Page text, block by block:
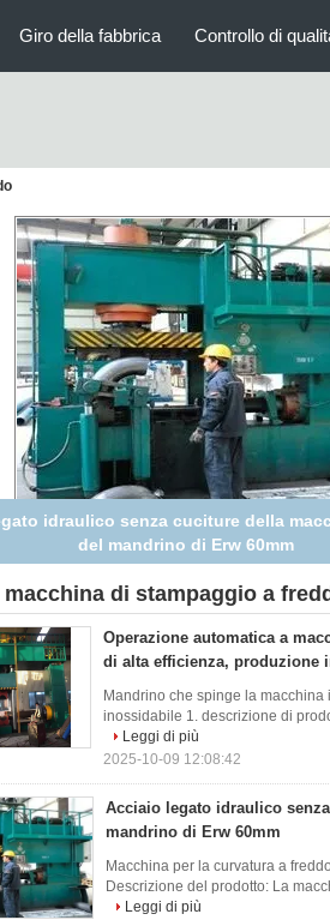
Giro della fabbrica Controllo di
idraulico senza cuciture della
del mandrino di Erw 60mm
di stampaggio a
Operazione automatica a
di alta efficienza, produzione
Mandrino che spinge la
inossidabile 1. descrizione di
Leggi di più
2025-10-09 12:08:42
Acciaio legato idraulico
mandrino di Erw 60mm
Macchina per la curvatura a
Descrizione del prodotto: La
Leggi di più